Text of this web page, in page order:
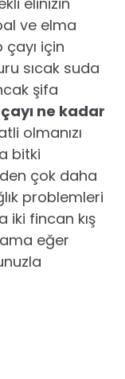
ve elma
çayı için
sıcak suda
şifa
çayı ne kadar
olmanızı
bitki
çok daha
problemleri
iki fincan kış
eğer